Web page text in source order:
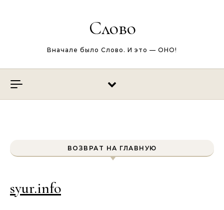
Слово
Вначале было Слово. И это — ОНО!
ВОЗВРАТ НА ГЛАВНУЮ
syur.info